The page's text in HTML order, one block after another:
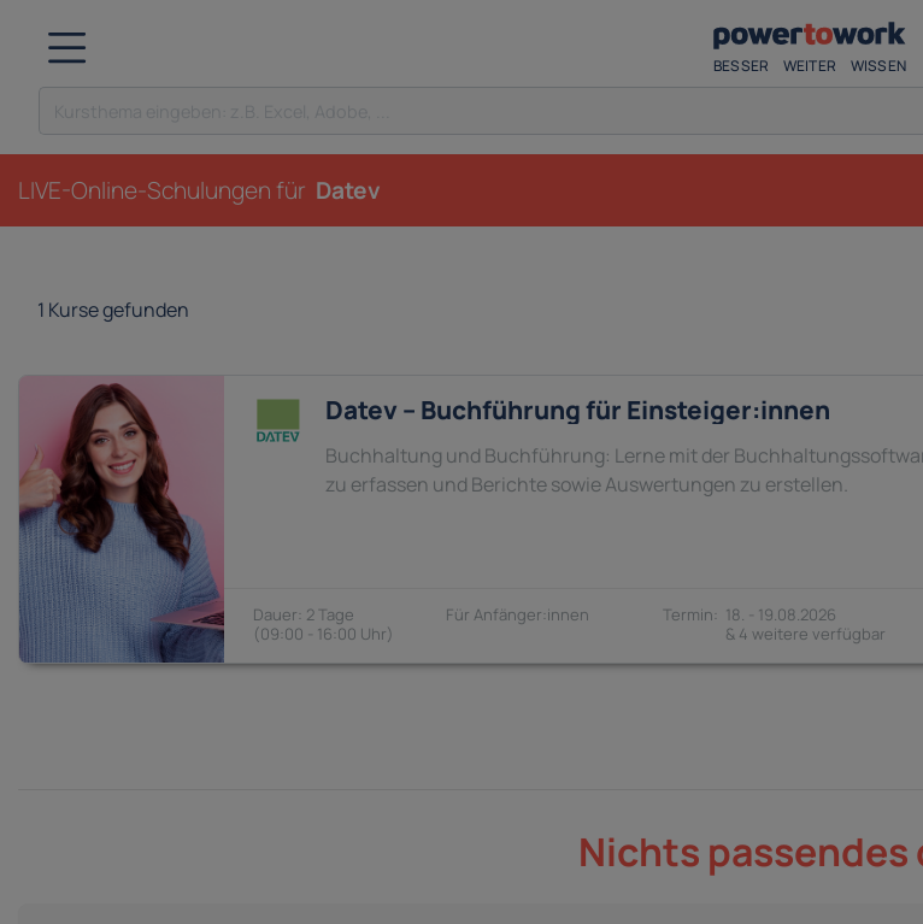
BESSER WEITER WISSEN
LIVE-Online-Schulungen für Datev
1 Kurse gefunden
Datev – Buchführung für Einsteiger:innen
Buchhaltung und Buchführung: Lerne mit der
zu erfassen und Berichte sowie Auswertungen zu erstellen.
2 Tage
09:00 - 16:00
Anfänger:innen
18. - 19.08.2026
& 4 weitere verfügbar
Nichts passendes